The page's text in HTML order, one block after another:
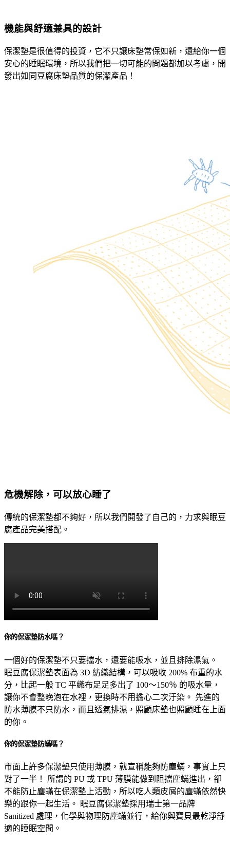
機能與舒適兼具的設計
保潔墊是很值得的投資，它不只讓床墊常保如新，還給你⼀個
安⼼的睡眠環境，所以我們把⼀切可能的問題都加以考慮，開
發出如同⾖腐床墊品質的保潔產品！
危機解除，可以放⼼睡了
傳統的保潔墊都不夠好，所以我們開發了⾃⼰的，⼒求與眠⾖
腐產品完美搭配。
你的保潔墊防⽔嗎？
⼀個好的保潔墊不只要擋⽔，還要能吸⽔，並且排除濕氣。
眠⾖腐保潔墊表⾯為 3D 紡織結構，可以吸收 200% 布重的⽔
分，比起⼀般 TC 平織布⾜⾜多出了 100～150％ 的吸⽔量，
讓你不會整晚泡在⽔裡，更換時不⽤擔⼼⼆次汙染。 先進的
防⽔薄膜不只防⽔，⽽且透氣排濕，照顧床墊也照顧睡在上⾯
的你。
你的保潔墊防蟎嗎？
市⾯上許多保潔墊只使⽤薄膜，就宣稱能夠防塵蟎，事實上只
對了⼀半！ 所謂的 PU 或 TPU 薄膜能做到阻擋塵蟎進出，卻
不能防⽌塵蟎在保潔墊上活動，所以吃⼈類⽪屑的塵蟎依然快
樂的跟你⼀起⽣活。 眠⾖腐保潔墊採⽤瑞⼠第⼀品牌
Sanitized 處理，化學與物理防塵蟎並⾏，給你與寶⾙最乾淨舒
適的睡眠空間。